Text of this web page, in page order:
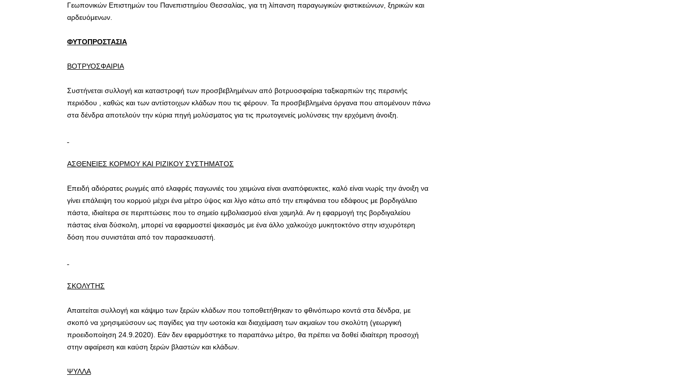
Γεωπονικών Επιστημών του Πανεπιστημίου Θεσσαλίας, για τη λίπανση παραγωγικών φιστικεώνων, ξηρικών και
αρδευόμενων.
ΦΥΤΟΠΡΟΣΤΑΣΙΑ
ΒΟΤΡΥΟΣΦΑΙΡΙΑ
Συστήνεται συλλογή και καταστροφή των προσβεβλημένων από βοτρυοσφαίρια ταξικαρπιών της περσινής
περιόδου , καθώς και των αντίστοιχων κλάδων που τις φέρουν. Τα προσβεβλημένα όργανα που απομένουν πάνω
στα δένδρα αποτελούν την κύρια πηγή μολύσματος για τις πρωτογενείς μολύνσεις την ερχόμενη άνοιξη.
ΑΣΘΕΝΕΙΕΣ ΚΟΡΜΟΥ ΚΑΙ ΡΙΖΙΚΟΥ ΣΥΣΤΗΜΑΤΟΣ
Επειδή αδιόρατες ρωγμές από ελαφρές παγωνιές του χειμώνα είναι αναπόφευκτες, καλό είναι νωρίς την άνοιξη να
γίνει επάλειψη του κορμού μέχρι ένα μέτρο ύψος και λίγο κάτω από την επιφάνεια του εδάφους με βορδιγάλειο
πάστα, ιδιαίτερα σε περιπτώσεις που το σημείο εμβολιασμού είναι χαμηλά. Αν η εφαρμογή της βορδιγαλείου
πάστας είναι δύσκολη, μπορεί να εφαρμοστεί ψεκασμός με ένα άλλο χαλκούχο μυκητοκτόνο στην ισχυρότερη
δόση που συνιστάται από τον παρασκευαστή.
ΣΚΟΛΥΤΗΣ
Απαιτείται συλλογή και κάψιμο των ξερών κλάδων που τοποθετήθηκαν το φθινόπωρο κοντά στα δένδρα, με
σκοπό να χρησιμεύσουν ως παγίδες για την ωοτοκία και διαχείμαση των ακμαίων του σκολύτη (γεωργική
προειδοποίηση 24.9.2020). Εάν δεν εφαρμόστηκε το παραπάνω μέτρο, θα πρέπει να δοθεί ιδιαίτερη προσοχή
στην αφαίρεση και καύση ξερών βλαστών και κλάδων.
ΨΥΛΛΑ